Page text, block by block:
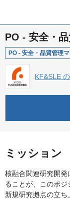
PO - 安全・
PO - 安全・品質管理
KF&SLE
ミッション
核融合関連研究開
ることが、このポジ
新規研究拠点の立